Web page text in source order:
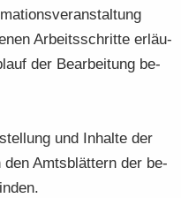
Ar­beits­schrit­te er­läu­
der Be­ar­bei­tung be­
und In­hal­te der
den Amts­blät­tern der be­